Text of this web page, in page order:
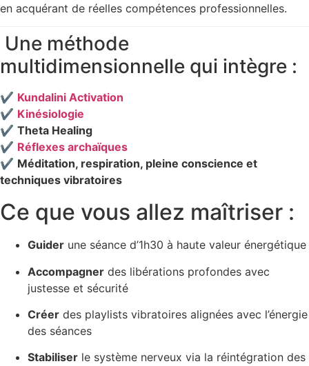
en acquérant de réelles compétences professionnelles.
Une méthode
multidimensionnelle qui intègre :
✔️ Kundalini Activation
✔️ Kinésiologie
✔️ Theta Healing
✔️ Réflexes archaïques
✔️ Méditation, respiration, pleine conscience et
techniques vibratoires
Ce que vous allez maîtriser :
Guider une séance d’1h30 à haute valeur énergétique
Accompagner des libérations profondes avec
justesse et sécurité
Créer des playlists vibratoires alignées avec l’énergie
des séances
Stabiliser le système nerveux via la réintégration des